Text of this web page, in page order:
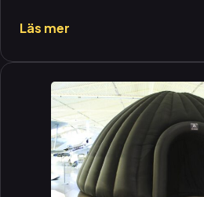
Läs mer